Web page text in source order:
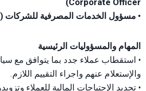
• مسؤول الخدمات المصرفية للشركات (Corporate Officer)
المهام والمسؤوليات الرئيسية
• استقطاب عملاء جدد بما يتوافق مع
والإستعلام عنهم واجراء التقييم اللازم.
• تحديد الإحتياجات المالية للعملاء